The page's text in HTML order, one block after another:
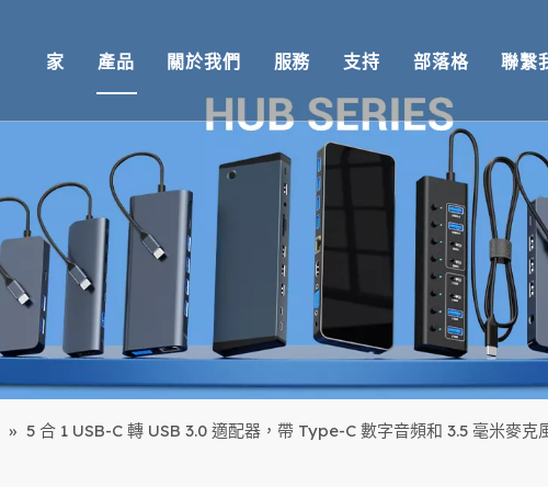
家 產品
USB集線器
USB讀卡器
電纜
關於我們
概述
認證
我們的團隊
服務
OEM/ODM
回覆
送貨
支持
技術支援
環境合規性
保修退貨
常問問題
部落格
影片
聯繫
» 5 合 1 USB-C 轉 USB 3.0 適配器，帶 Type-C 數字音頻和 3.5 毫米麥